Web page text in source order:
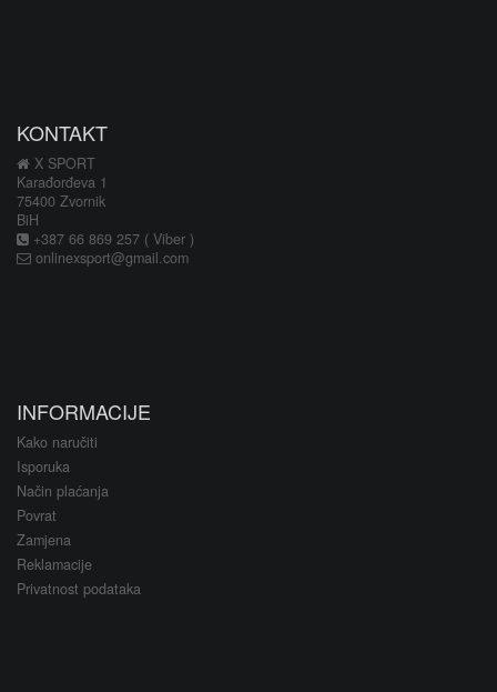
KONTAKT
X SPORT
Karađorđeva 1
75400 Zvornik
BiH
+387 66 869 257 ( Viber )
onlinexsport@gmail.com
INFORMACIJE
Kako naručiti
Isporuka
Način plaćanja
Povrat
Zamjena
Reklamacije
Privatnost podataka